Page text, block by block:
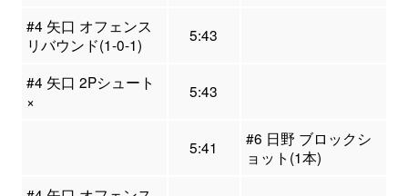
#4 矢口 オフェンス
リバウンド(1-0-1)
5:43
#4 矢口 2Pシュート
×
5:43
5:41
#6 日野 ブロックシ
ョット(1本)